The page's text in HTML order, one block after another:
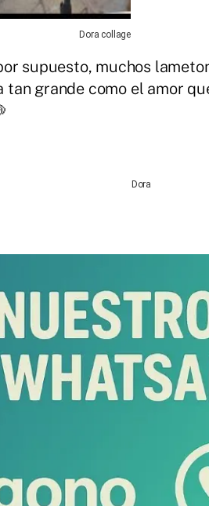
Dora collage
supuesto, muchos
tan grande como el amor
Dora